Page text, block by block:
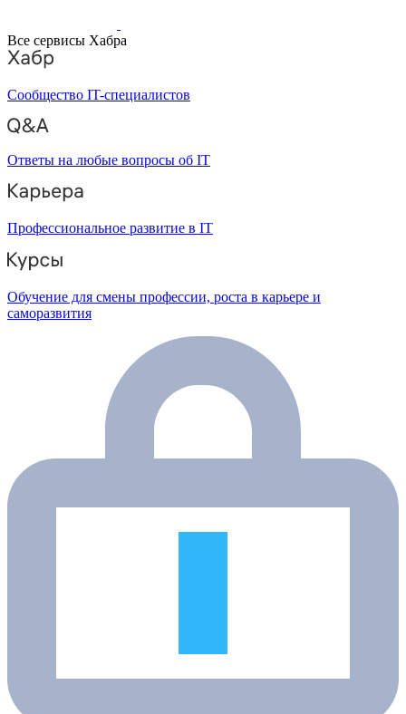
Все сервисы Хабра
Сообщество IT-специалистов
Ответы на любые вопросы об IT
Профессиональное развитие в IT
Обучение для смены профессии, роста в карьере и
саморазвития